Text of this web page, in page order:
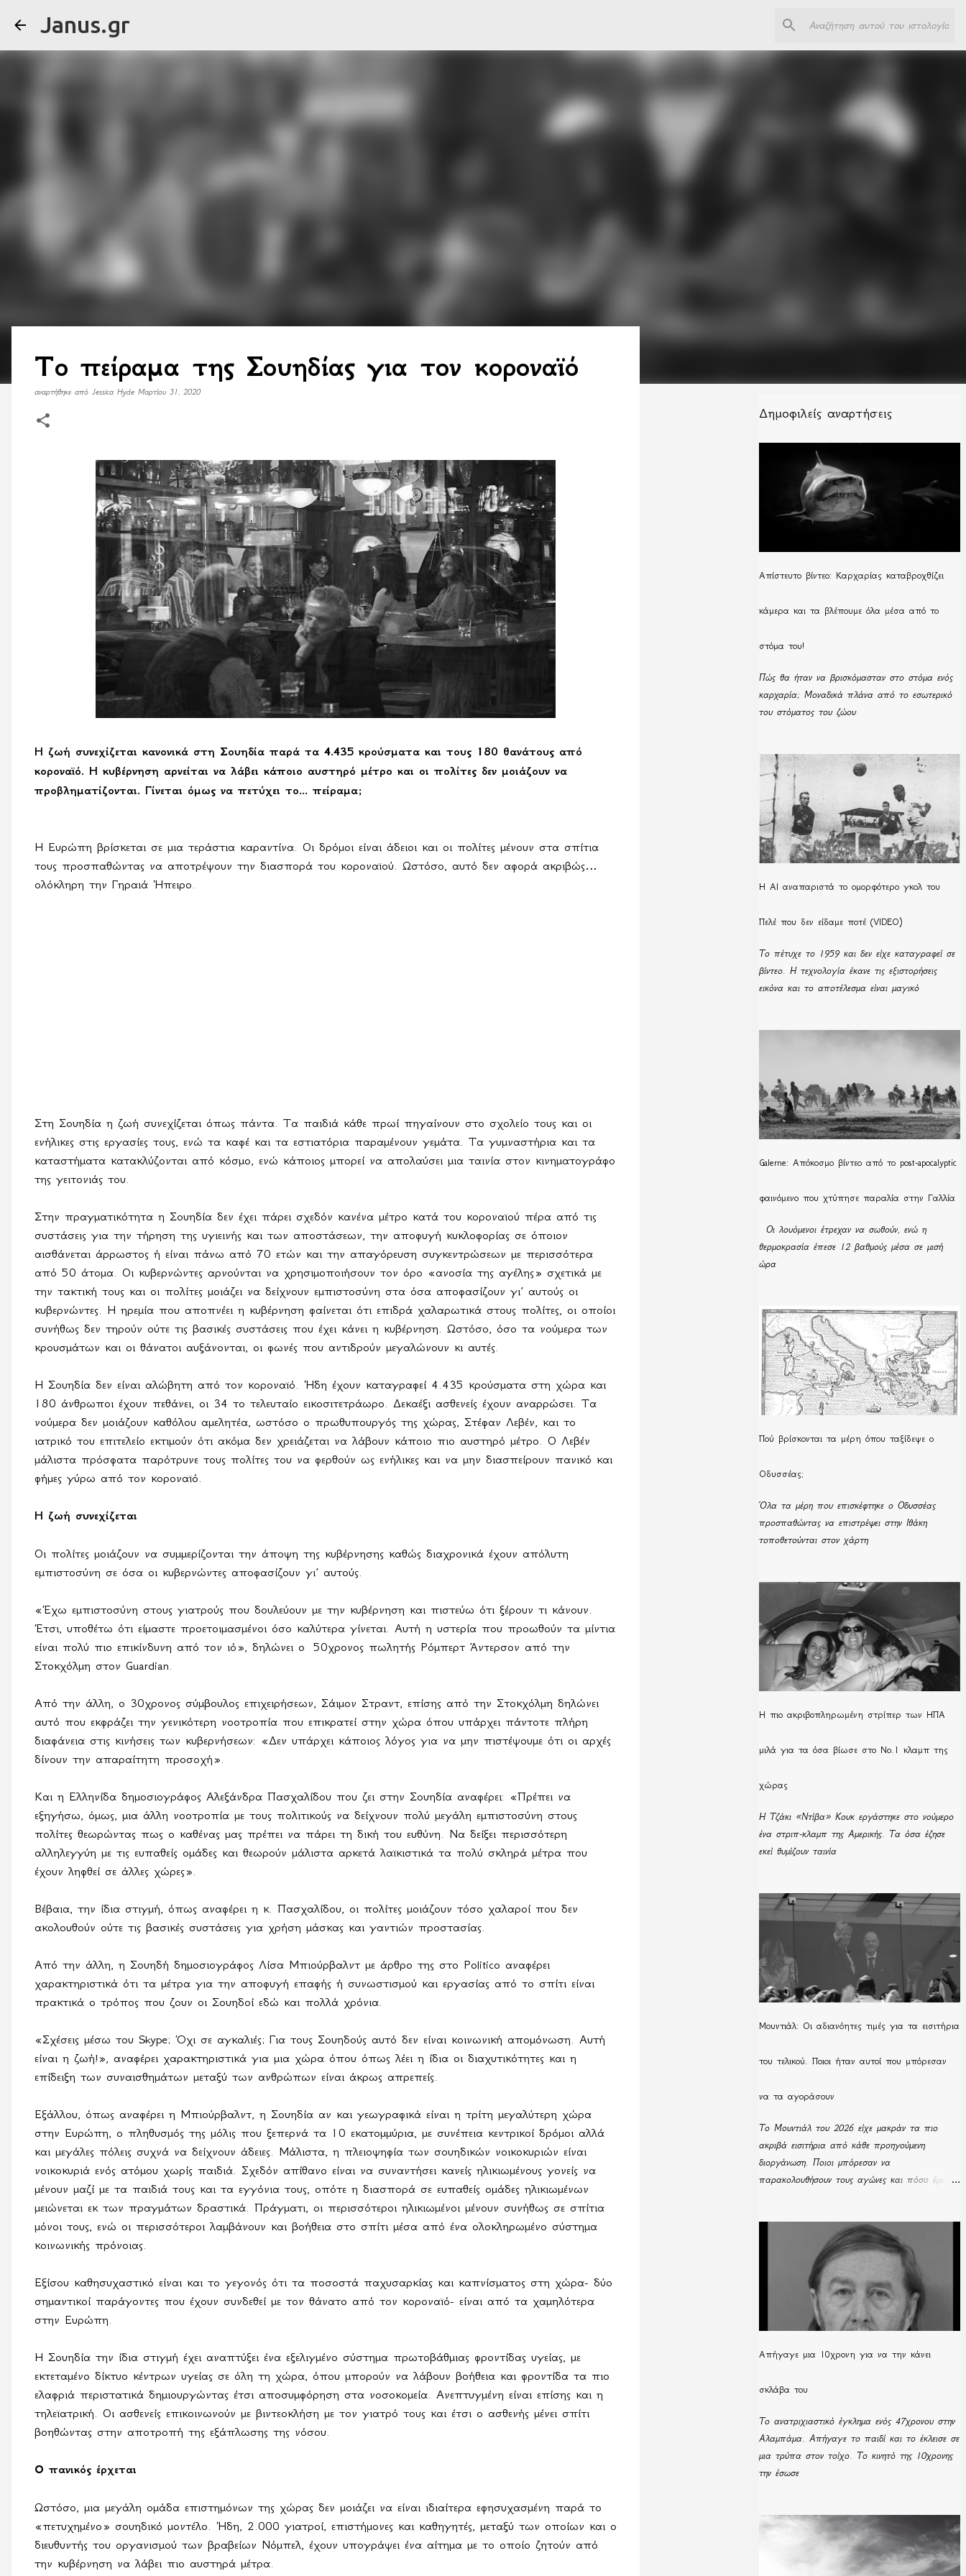
Janus.gr
Το πείραμα της Σουηδίας για τον κοροναϊό
αναρτήθηκε από Jessica Hyde Μαρτίου 31, 2020
Η ζωή συνεχίζεται κανονικά στη Σουηδία παρά τα 4.435 κρούσματα και τους 180 θανάτους από
κοροναϊό. Η κυβέρνηση αρνείται να λάβει κάποιο αυστηρό μέτρο και οι πολίτες δεν μοιάζουν να
προβληματίζονται. Γίνεται όμως να πετύχει το... πείραμα;
Η Ευρώπη βρίσκεται σε μια τεράστια καραντίνα. Οι δρόμοι είναι άδειοι και οι πολίτες μένουν στα σπίτια
τους προσπαθώντας να αποτρέψουν την διασπορά του κοροναϊού. Ωστόσο, αυτό δεν αφορά ακριβώς…
ολόκληρη την Γηραιά Ήπειρο.
Στη Σουηδία η ζωή συνεχίζεται όπως πάντα. Τα παιδιά κάθε πρωί πηγαίνουν στο σχολείο τους και οι
ενήλικες στις εργασίες τους, ενώ τα καφέ και τα εστιατόρια παραμένουν γεμάτα. Τα γυμναστήρια και τα
καταστήματα κατακλύζονται από κόσμο, ενώ κάποιος μπορεί να απολαύσει μια ταινία στον κινηματογράφο
της γειτονιάς του.
Στην πραγματικότητα η Σουηδία δεν έχει πάρει σχεδόν κανένα μέτρο κατά του κοροναϊού πέρα από τις
συστάσεις για την τήρηση της υγιεινής και των αποστάσεων, την αποφυγή κυκλοφορίας σε όποιον
αισθάνεται άρρωστος ή είναι πάνω από 70 ετών και την απαγόρευση συγκεντρώσεων με περισσότερα
από 50 άτομα. Οι κυβερνώντες αρνούνται να χρησιμοποιήσουν τον όρο «ανοσία της αγέλης» σχετικά με
την τακτική τους και οι πολίτες μοιάζει να δείχνουν εμπιστοσύνη στα όσα αποφασίζουν γι’ αυτούς οι
κυβερνώντες. Η ηρεμία που αποπνέει η κυβέρνηση φαίνεται ότι επιδρά χαλαρωτικά στους πολίτες, οι οποίοι
συνήθως δεν τηρούν ούτε τις βασικές συστάσεις που έχει κάνει η κυβέρνηση. Ωστόσο, όσο τα νούμερα των
κρουσμάτων και οι θάνατοι αυξάνονται, οι φωνές που αντιδρούν μεγαλώνουν κι αυτές.
Η Σουηδία δεν είναι αλώβητη από τον κοροναϊό. Ήδη έχουν καταγραφεί 4.435 κρούσματα στη χώρα και
180 άνθρωποι έχουν πεθάνει, οι 34 το τελευταίο εικοσιτετράωρο. Δεκαέξι ασθενείς έχουν αναρρώσει. Τα
νούμερα δεν μοιάζουν καθόλου αμελητέα, ωστόσο ο πρωθυπουργός της χώρας, Στέφαν Λεβέν, και το
ιατρικό του επιτελείο εκτιμούν ότι ακόμα δεν χρειάζεται να λάβουν κάποιο πιο αυστηρό μέτρο. Ο Λεβέν
μάλιστα πρόσφατα παρότρυνε τους πολίτες του να φερθούν ως ενήλικες και να μην διασπείρουν πανικό και
φήμες γύρω από τον κοροναϊό.
Η ζωή συνεχίζεται
Οι πολίτες μοιάζουν να συμμερίζονται την άποψη της κυβέρνησης καθώς διαχρονικά έχουν απόλυτη
εμπιστοσύνη σε όσα οι κυβερνώντες αποφασίζουν γι’ αυτούς.
«Έχω εμπιστοσύνη στους γιατρούς που δουλεύουν με την κυβέρνηση και πιστεύω ότι ξέρουν τι κάνουν.
Έτσι, υποθέτω ότι είμαστε προετοιμασμένοι όσο καλύτερα γίνεται. Αυτή η υστερία που προωθούν τα μίντια
είναι πολύ πιο επικίνδυνη από τον ιό», δηλώνει ο
50χρονος πωλητής Ρόμπερτ Άντερσον από την
Στοκχόλμη στον Guardian.
Από την άλλη, ο 30χρονος σύμβουλος επιχειρήσεων, Σάιμον Στραντ, επίσης από την Στοκχόλμη δηλώνει
αυτό που εκφράζει την γενικότερη νοοτροπία που επικρατεί στην χώρα όπου υπάρχει πάντοτε πλήρη
διαφάνεια στις κινήσεις των κυβερνήσεων: «Δεν υπάρχει κάποιος λόγος για να μην πιστέψουμε ότι οι αρχές
δίνουν την απαραίτητη προσοχή».
Και η Ελληνίδα δημοσιογράφος Αλεξάνδρα Πασχαλίδου που ζει στην Σουηδία αναφέρει: «Πρέπει να
εξηγήσω, όμως, μια άλλη νοοτροπία με τους πολιτικούς να δείχνουν πολύ μεγάλη εμπιστοσύνη στους
πολίτες θεωρώντας πως ο καθένας μας πρέπει να πάρει τη δική του ευθύνη. Να δείξει περισσότερη
αλληλεγγύη με τις ευπαθείς ομάδες και θεωρούν μάλιστα αρκετά λαϊκιστικά τα πολύ σκληρά μέτρα που
έχουν ληφθεί σε άλλες χώρες».
Βέβαια, την ίδια στιγμή, όπως αναφέρει η κ. Πασχαλίδου, οι πολίτες μοιάζουν τόσο χαλαροί που δεν
ακολουθούν ούτε τις βασικές συστάσεις για χρήση μάσκας και γαντιών προστασίας.
Από την άλλη, η Σουηδή δημοσιογράφος Λίσα Μπιούρβαλντ με άρθρο της στο Politico αναφέρει
χαρακτηριστικά ότι τα μέτρα για την αποφυγή επαφής ή συνωστισμού και εργασίας από το σπίτι είναι
πρακτικά ο τρόπος που ζουν οι Σουηδοί εδώ και πολλά χρόνια.
«Σχέσεις μέσω του Skype; Όχι σε αγκαλιές; Για τους Σουηδούς αυτό δεν είναι κοινωνική απομόνωση. Αυτή
είναι η ζωή!», αναφέρει χαρακτηριστικά για μια χώρα όπου όπως λέει η ίδια οι διαχυτικότητες και η
επίδειξη των συναισθημάτων μεταξύ των ανθρώπων είναι άκρως απρεπείς.
Εξάλλου, όπως αναφέρει η Μπιούρβαλντ, η Σουηδία αν και γεωγραφικά είναι η τρίτη μεγαλύτερη χώρα
στην Ευρώπη, ο πληθυσμός της μόλις που ξεπερνά τα 10 εκατομμύρια, με συνέπεια κεντρικοί δρόμοι αλλά
και μεγάλες πόλεις συχνά να δείχνουν άδειες. Μάλιστα, η πλειοψηφία των σουηδικών νοικοκυριών είναι
νοικοκυριά ενός ατόμου χωρίς παιδιά. Σχεδόν απίθανο είναι να συναντήσει κανείς ηλικιωμένους γονείς να
μένουν μαζί με τα παιδιά τους και τα εγγόνια τους, οπότε η διασπορά σε ευπαθείς ομάδες ηλικιωμένων
μειώνεται εκ των πραγμάτων δραστικά. Πράγματι, οι περισσότεροι ηλικιωμένοι μένουν συνήθως σε σπίτια
μόνοι τους, ενώ οι περισσότεροι λαμβάνουν και βοήθεια στο σπίτι μέσα από ένα ολοκληρωμένο σύστημα
κοινωνικής πρόνοιας.
Εξίσου καθησυχαστικό είναι και το γεγονός ότι τα ποσοστά παχυσαρκίας και καπνίσματος στη χώρα- δύο
σημαντικοί παράγοντες που έχουν συνδεθεί με τον θάνατο από τον κοροναϊό- είναι από τα χαμηλότερα
στην Ευρώπη.
Η Σουηδία την ίδια στιγμή έχει αναπτύξει ένα εξελιγμένο σύστημα πρωτοβάθμιας φροντίδας υγείας, με
εκτεταμένο δίκτυο κέντρων υγείας σε όλη τη χώρα, όπου μπορούν να λάβουν βοήθεια και φροντίδα τα πιο
ελαφριά περιστατικά δημιουργώντας έτσι αποσυμφόρηση στα νοσοκομεία. Ανεπτυγμένη είναι επίσης και η
τηλεϊατρική. Οι ασθενείς επικοινωνούν με βιντεοκλήση με τον γιατρό τους και έτσι ο ασθενής μένει σπίτι
βοηθώντας στην αποτροπή της εξάπλωσης της νόσου.
Ο πανικός έρχεται
Ωστόσο, μια μεγάλη ομάδα επιστημόνων της χώρας δεν μοιάζει να είναι ιδιαίτερα εφησυχασμένη παρά το
«πετυχημένο» σουηδικό μοντέλο. Ήδη, 2.000 γιατροί, επιστήμονες και καθηγητές, μεταξύ των οποίων και ο
διευθυντής του οργανισμού των βραβείων Νόμπελ, έχουν υπογράψει ένα αίτημα με το οποίο ζητούν από
την κυβέρνηση να λάβει πιο αυστηρά μέτρα.
Δημοφιλείς αναρτήσεις
Απίστευτο βίντεο: Καρχαρίας καταβροχθίζει
κάμερα και τα βλέπουμε όλα μέσα από το
στόμα του!
Πώς θα ήταν να βρισκόμασταν στο στόμα ενός
καρχαρία; Μοναδικά πλάνα από το εσωτερικό
του στόματος του ζώου
Η ΑΙ αναπαριστά το ομορφότερο γκολ του
Πελέ που δεν είδαμε ποτέ (VIDEO)
Το πέτυχε το 1959 και δεν είχε καταγραφεί σε
βίντεο. Η τεχνολογία έκανε τις εξιστορήσεις
εικόνα και το αποτέλεσμα είναι μαγικό
Galerne: Απόκοσμο βίντεο από το post-apocalyptic
φαινόμενο που χτύπησε παραλία στην Γαλλία
Οι λουόμενοι έτρεχαν να σωθούν, ενώ η
θερμοκρασία έπεσε 12 βαθμούς μέσα σε μισή
ώρα
Πού βρίσκονται τα μέρη όπου ταξίδεψε ο
Οδυσσέας;
Όλα τα μέρη που επισκέφτηκε ο Οδυσσέας
προσπαθώντας να επιστρέψει στην Ιθάκη
τοποθετούνται στον χάρτη
H πιο ακριβοπληρωμένη στρίπερ των ΗΠΑ
μιλά για τα όσα βίωσε στο Νο.1 κλαμπ της
χώρας
Η Τζάκι «Ντίβα» Κουκ εργάστηκε στο νούμερο
ένα στριπ-κλαμπ της Αμερικής. Τα όσα έζησε
εκεί θυμίζουν ταινία
Μουντιάλ: Οι αδιανόητες τιμές για τα εισιτήρια
του τελικού. Ποιοι ήταν αυτοί που μπόρεσαν
να τα αγοράσουν
Το Μουντιάλ του 2026 είχε μακράν τα πιο
ακριβά εισιτήρια από κάθε προηγούμενη
διοργάνωση. Ποιοι μπόρεσαν να
παρακολουθήσουν τους αγώνες και πόσο έμειναν
Απήγαγε μια 10χρονη για να την κάνει
σκλάβα του
Το ανατριχιαστικό έγκλημα ενός 47χρονου στην
Αλαμπάμα. Απήγαγε το παιδί και το έκλεισε σε
μια τρύπα στον τοίχο. Το κινητό της 10χρονης
την έσωσε